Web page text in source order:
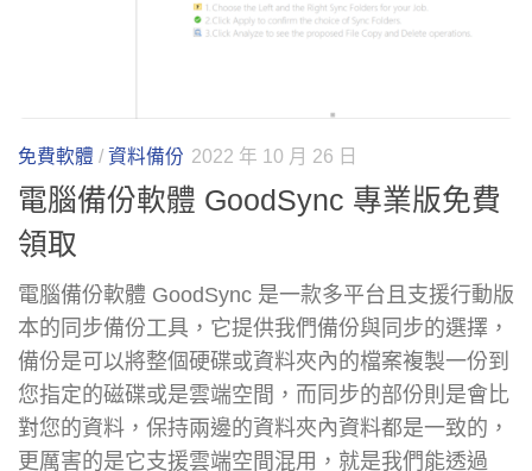
免費軟體 / 資料備份 2022 年 10 月 26 日
電腦備份軟體 GoodSync 專業版免費
領取
電腦備份軟體 GoodSync 是一款多平台且支援行動版
本的同步備份工具，它提供我們備份與同步的選擇，
備份是可以將整個硬碟或資料夾內的檔案複製一份到
您指定的磁碟或是雲端空間，而同步的部份則是會比
對您的資料，保持兩邊的資料夾內資料都是一致的，
更厲害的是它支援雲端空間混用，就是我們能透過